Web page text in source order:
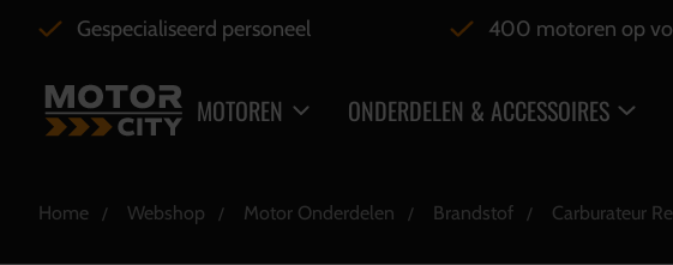
Gespecialiseerd personeel 400 motoren op
MOTOREN ONDERDELEN & ACCESSOIRES
Home Webshop Motor Onderdelen Brandstof Carburateur